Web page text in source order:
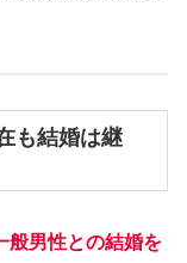
も結婚は継
般男性との結婚を